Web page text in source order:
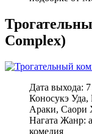
Complex)
Дата выхода:
Коносукэ
Араки, Саори
Нагата Жанр:
комедия